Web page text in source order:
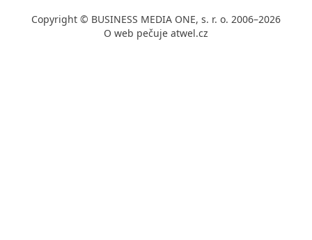
Copyright © BUSINESS MEDIA ONE, s. r. o. 2006–2026